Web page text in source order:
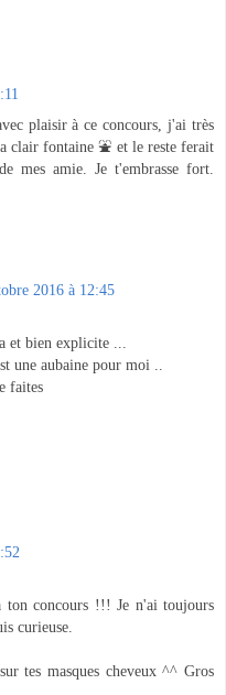
plaisir à ce concours, j'ai très
clair fontaine ⛲ et le reste ferait
mes amie. Je t'embrasse fort.
2016 à 12:45
et bien explicite ...
une aubaine pour moi ..
faites
ton concours !!! Je n'ai toujours
curieuse.
tes masques cheveux ^^ Gros